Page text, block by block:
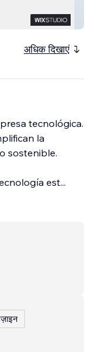
अधिक दिखाएं
tecnológica.
la
sostenible.
est...